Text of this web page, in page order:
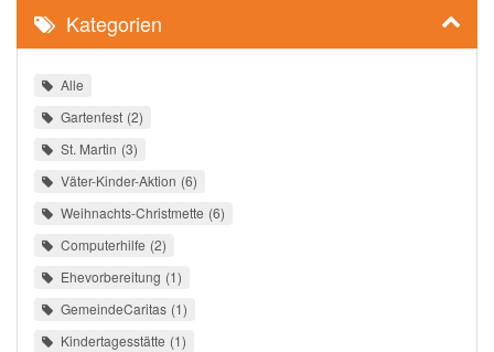
Kategorien
Alle
Gartenfest 2
St. Martin 3
Väter-Kinder-Aktion 6
Weihnachts-Christmette 6
Computerhilfe 2
Ehevorbereitung 1
GemeindeCaritas 1
Kindertagesstätte 1